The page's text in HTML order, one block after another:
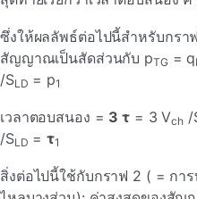
ซึ่งให้ผลลัพธ์ต่อไปนี้สําหรับกรา
สัญญาณเป็นสัดส่วนกับ pTG= q
/SLD = p1
เวลาตอบสนอง = 3 τ = 3 Vch /
/SLD =τ1
สิ่งต่อไปนี้ใช้กับกราฟ 2 ( = กา